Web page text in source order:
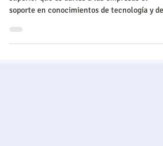
“Nos reunimos alrededor de un propósito